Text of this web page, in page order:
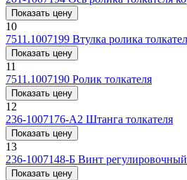
Показать цену
10
7511.1007199 Втулка ролика
Показать цену
11
7511.1007190 Ролик толкателя
Показать цену
12
236-1007176-А2 Штанга толкателя
Показать цену
13
236-1007148-Б Винт
Показать цену